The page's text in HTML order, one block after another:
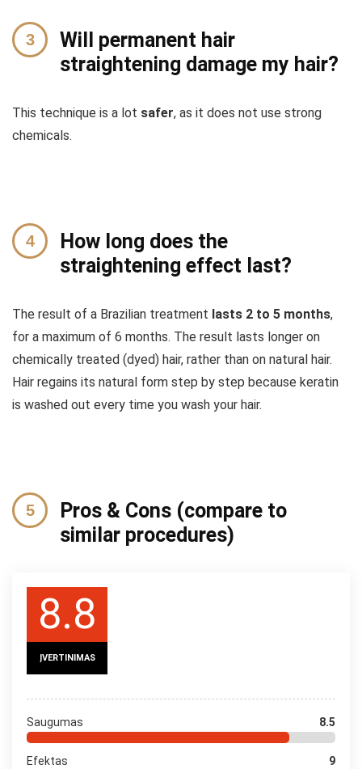
Will permanent hair
straightening damage my hair?
This technique is a lot safer, as it does not use strong
chemicals.
How long does the
straightening effect last?
The result of a Brazilian treatment lasts 2 to 5 months,
for a maximum of 6 months. The result lasts longer on
chemically treated (dyed) hair, rather than on natural hair.
Hair regains its natural form step by step because keratin
is washed out every time you wash your hair.
Pros & Cons (compare to
similar procedures)
8.8
ĮVERTINIMAS
Saugumas 8.5
Efektas 9